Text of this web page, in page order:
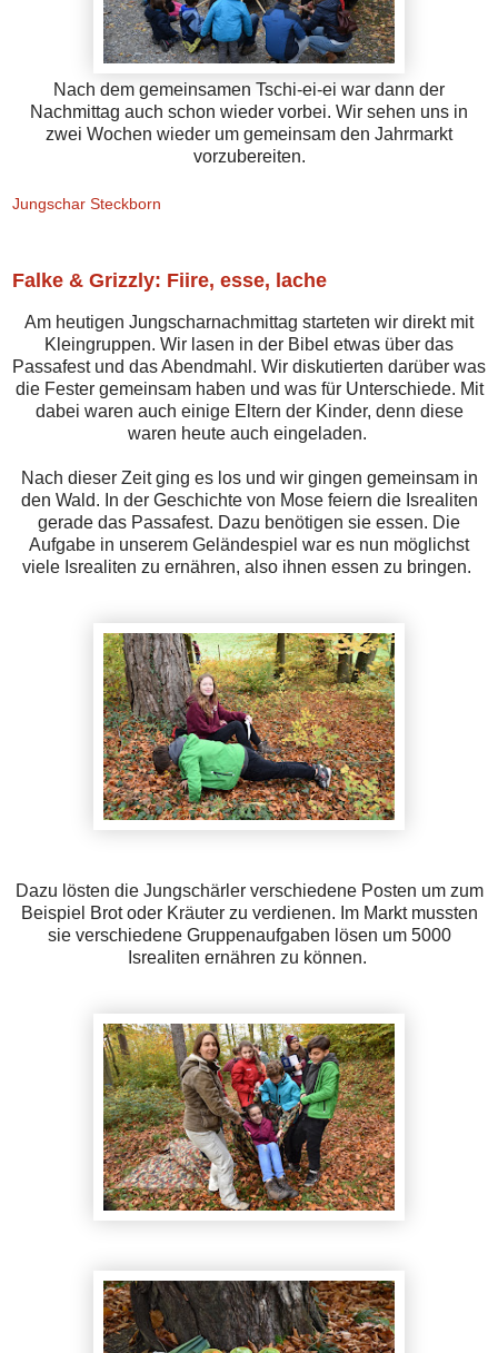
Nach dem gemeinsamen Tschi-ei-ei war dann der
Nachmittag auch schon wieder vorbei. Wir sehen uns in
zwei Wochen wieder um gemeinsam den Jahrmarkt
vorzubereiten.
Jungschar Steckborn
Falke & Grizzly: Fiire, esse, lache
Am heutigen Jungscharnachmittag starteten wir direkt mit
Kleingruppen. Wir lasen in der Bibel etwas über das
Passafest und das Abendmahl. Wir diskutierten darüber was
die Fester gemeinsam haben und was für Unterschiede. Mit
dabei waren auch einige Eltern der Kinder, denn diese
waren heute auch eingeladen.
Nach dieser Zeit ging es los und wir gingen gemeinsam in
den Wald. In der Geschichte von Mose feiern die Isrealiten
gerade das Passafest. Dazu benötigen sie essen. Die
Aufgabe in unserem Geländespiel war es nun möglichst
viele Isrealiten zu ernähren, also ihnen essen zu bringen.
Dazu lösten die Jungschärler verschiedene Posten um zum
Beispiel Brot oder Kräuter zu verdienen. Im Markt mussten
sie verschiedene Gruppenaufgaben lösen um 5000
Isrealiten ernähren zu können.